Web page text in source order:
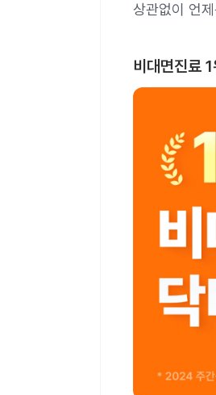
상관없이 언
비대면진료